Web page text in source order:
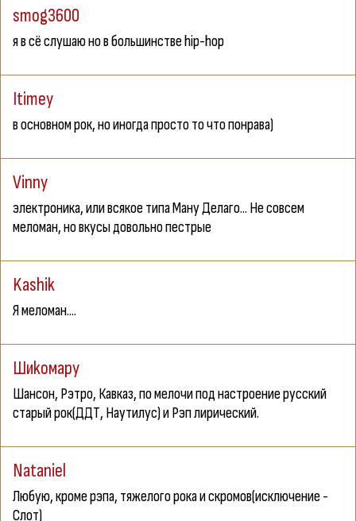
smog3600
я в сё слушаю но в большинстве hip-hop
Itimey
в основном рок, но иногда просто то что понрава)
Vinny
электроника, или всякое типа Ману Делаго... Не совсем
меломан, но вкусы довольно пестрые
Kashik
Я меломан....
Шиkомару
Шансон, Рэтро, Кавказ, по мелочи под настроение русский
старый рок(ДДТ, Наутилус) и Рэп лирический.
Nataniel
Любую, кроме рэпа, тяжелого рока и скромов(исключение -
Слот)